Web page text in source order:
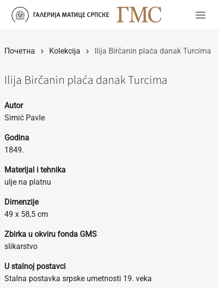
Прескочи
Почетна Kolekcija Ilija Birčanin plaća danak Turcima
Ilija Birčanin plaća danak Turcima
Autor
Simić Pavle
Godina
1849.
Materijal i tehnika
ulje na platnu
Dimenzije
49 x 58,5 cm
Zbirka u okviru fonda GMS
slikarstvo
U stalnoj postavci
Stalna postavka srpske umetnosti 19. veka